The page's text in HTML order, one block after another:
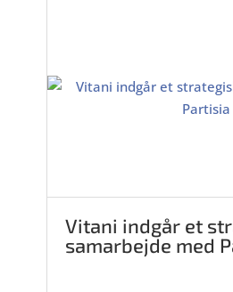
Vitani indgår et
samarbejde med